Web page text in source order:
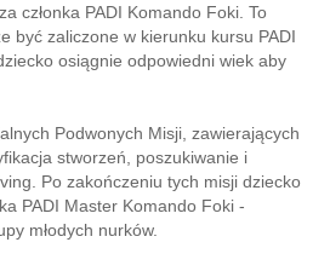
członka PADI Komando Foki. To
być zaliczone w kierunku kursu PADI
osiągnie odpowiedni wiek aby
Podwonych Misji, zawierających
stworzeń, poszukiwanie i
Po zakończeniu tych misji dziecko
PADI Master Komando Foki -
młodych nurków.